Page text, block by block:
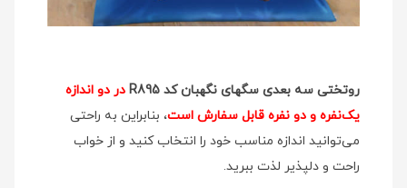
روتختی سه بعدی سگهای نگهبان کد R895
در دو اندازه
یک‌نفره و دو نفره قابل سفارش است، بنابراین به راحتی
می‌توانید اندازه مناسب خود را انتخاب کنید و از خواب
راحت و دلپذیر لذت ببرید.